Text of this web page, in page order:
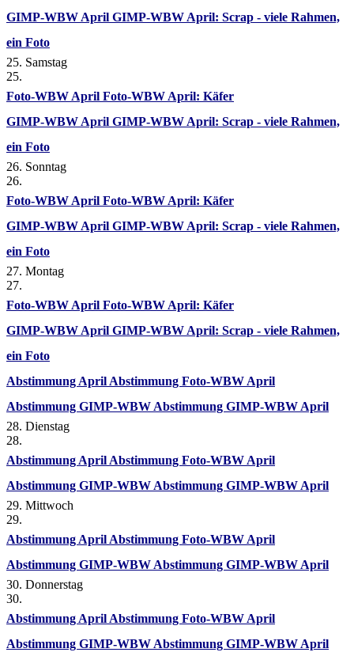
GIMP-WBW April GIMP-WBW April: Scrap - viele Rahmen,
ein Foto
25. Samstag
25.
Foto-WBW April Foto-WBW April: Käfer
GIMP-WBW April GIMP-WBW April: Scrap - viele Rahmen,
ein Foto
26. Sonntag
26.
Foto-WBW April Foto-WBW April: Käfer
GIMP-WBW April GIMP-WBW April: Scrap - viele Rahmen,
ein Foto
27. Montag
27.
Foto-WBW April Foto-WBW April: Käfer
GIMP-WBW April GIMP-WBW April: Scrap - viele Rahmen,
ein Foto
Abstimmung AprilAbstimmung Foto-WBW April
Abstimmung GIMP-WBWAbstimmung GIMP-WBW April
28. Dienstag
28.
Abstimmung AprilAbstimmung Foto-WBW April
Abstimmung GIMP-WBWAbstimmung GIMP-WBW April
29. Mittwoch
29.
Abstimmung AprilAbstimmung Foto-WBW April
Abstimmung GIMP-WBWAbstimmung GIMP-WBW April
30. Donnerstag
30.
Abstimmung AprilAbstimmung Foto-WBW April
Abstimmung GIMP-WBWAbstimmung GIMP-WBW April